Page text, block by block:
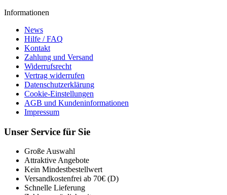
Informationen
News
Hilfe / FAQ
Kontakt
Zahlung und Versand
Widerrufsrecht
Vertrag widerrufen
Datenschutzerklärung
Cookie-Einstellungen
AGB und Kundeninformationen
Impressum
Unser Service für Sie
Große Auswahl
Attraktive Angebote
Kein Mindestbestellwert
Versandkostenfrei ab 70€ (D)
Schnelle Lieferung